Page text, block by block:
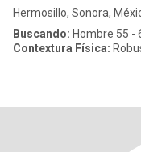
Hermosillo, Sonora,
Buscando: Hombre 55 -
Contextura Física: